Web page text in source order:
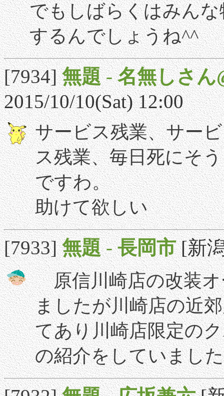
でもしばらくはみん
するんでしょうね^^
[7934]無題-名無しさん
2015/10/10(Sat) 12:00
サービス残業、サービ
ス残業、毎日死にそう
ですわ。
助けて欲しい
[7933]無題-長岡市 [新
原信川崎店の改装オ
ましたが川崎店の近
てあり川崎店限定の
の紹介をしていまし